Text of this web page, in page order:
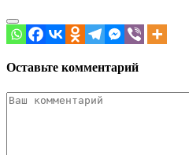
Оставьте комментарий